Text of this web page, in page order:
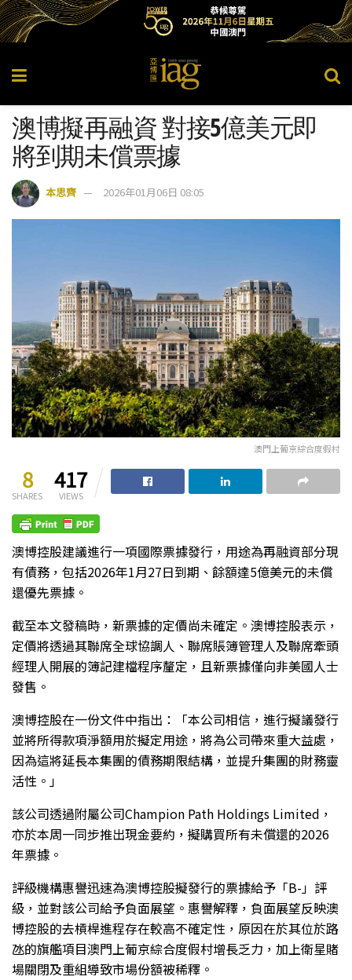
澳博擬再融資 對接5億美元即
將到期未償票據
本思齊 2026年01月06日 08:05
澳門上葡京綜合度假村
8
SHARES
417
VIEWS
澳博控股建議進行一項國際票據發行，用途為再融資部分現
有債務，包括2026年1月27日到期、餘額達5億美元的未償
還優先票據。
截至本文發稿時，新票據的定價尚未確定。澳博控股表示，
定價將透過其聯席全球協調人、聯席賬簿管理人及聯席牽頭
經理人開展的簿記建檔程序釐定，且新票據僅向非美國人士
發售。
澳博控股在一份文件中指出：「本公司相信，進行擬議發行
並將所得款項淨額用於擬定用途，將為公司帶來重大益處，
因為這將延長本集團的債務期限結構，並提升集團的財務靈
活性。」
該公司透過附屬公司Champion Path Holdings Limited，
亦於本周一同步推出現金要約，擬購買所有未償還的2026
年票據。
評級機構惠譽迅速為澳博控股擬發行的票據給予「B-」評
級，並對該公司給予負面展望。惠譽解釋，負面展望反映澳
博控股的去槓桿進程存在較高不確定性，原因在於其位於路
氹的旗艦項目澳門上葡京綜合度假村增長乏力，加上衛星賭
場關閉及重組導致市場份額被稀釋。